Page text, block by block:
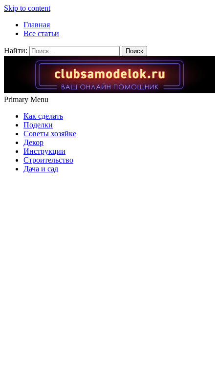
Skip to content
Главная
Все статьи
Найти:
Primary Menu
Как сделать
Поделки
Советы хозяйке
Декор
Инструкции
Строительство
Дача и сад